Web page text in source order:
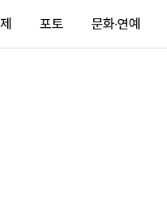
포토 문화·연예